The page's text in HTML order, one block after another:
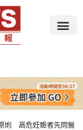
則 高危妊娠者先問醫師